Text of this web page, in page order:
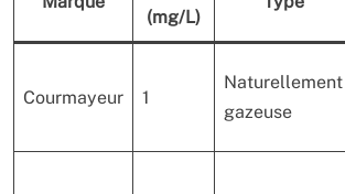
(mg/L)
Courmayeur 1
Naturellement
gazeuse